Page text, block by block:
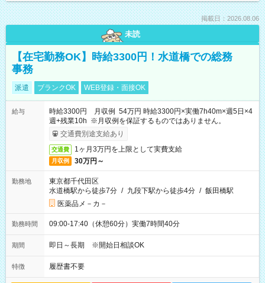
掲載日：2026.08.06
未読
【在宅勤務OK】時給3300円！水道橋での総務
事務
派遣 ブランクOK WEB登録・面接OK
給与
時給3300円 月収例 54万円 時給3300円×実働7h40m×週5日×4
週+残業10h ※月収例を保証するものではありません。
交通費別途支給あり
交通費 1ヶ月3万円を上限として実費支給
月収例 30万円～
勤務地
東京都千代田区
水道橋駅から徒歩7分 / 九段下駅から徒歩4分 / 飯田橋駅
医薬品メ－カ－
勤務時間 09:00-17:40（休憩60分）実働7時間40分
期間 即日～長期 ※開始日相談OK
特徴 履歴書不要